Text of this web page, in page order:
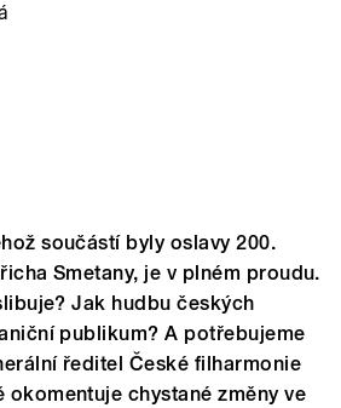
součástí byly oslavy 200.
Smetany, je v plném proudu.
Jak hudbu českých
publikum? A potřebujeme
ředitel České filharmonie
okomentuje chystané změny ve